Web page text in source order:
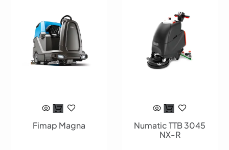
Fimap Magna
Numatic TTB 3045
NX-R